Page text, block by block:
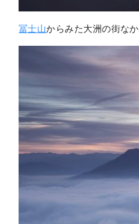
冨士山からみた大洲の街な